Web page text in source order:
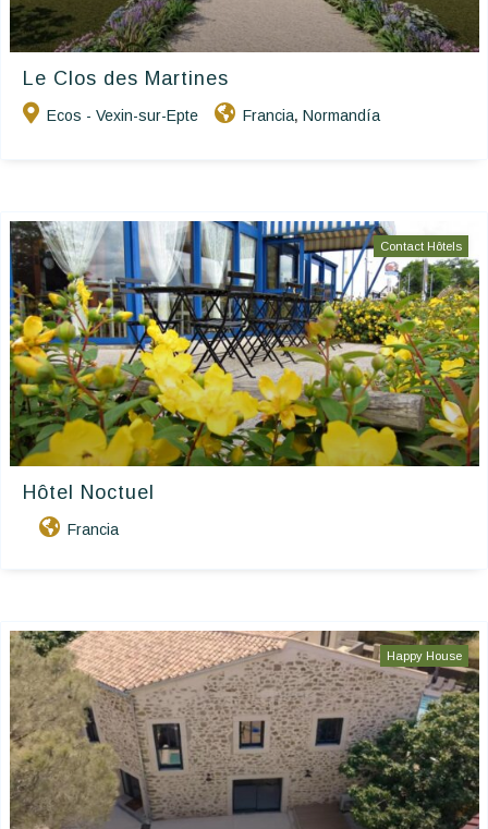
Le Clos des Martines
Ecos - Vexin-sur-Epte Francia, Normandía
Contact Hôtels
Hôtel Noctuel
Francia
Happy House